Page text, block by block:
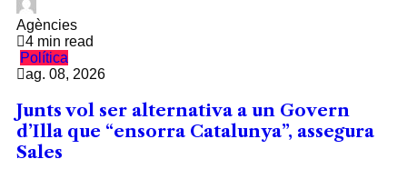
Agències
4 min read
Política
ag. 08, 2026
Junts vol ser alternativa a un Govern
d’Illa que “ensorra Catalunya”, assegura
Sales